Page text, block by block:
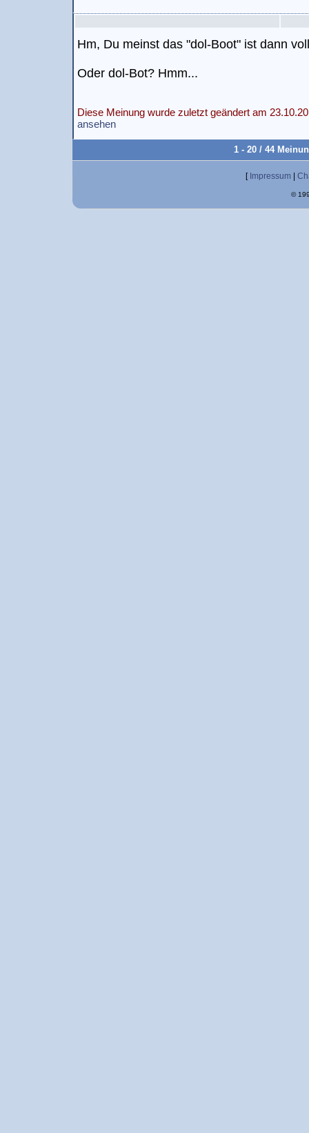
Hm, Du meinst das "dol-Boot" ist dann
Oder dol-Bot? Hmm...
Diese Meinung wurde zuletzt geändert am
ansehen
1 - 20 / 44
[ Impressum
©